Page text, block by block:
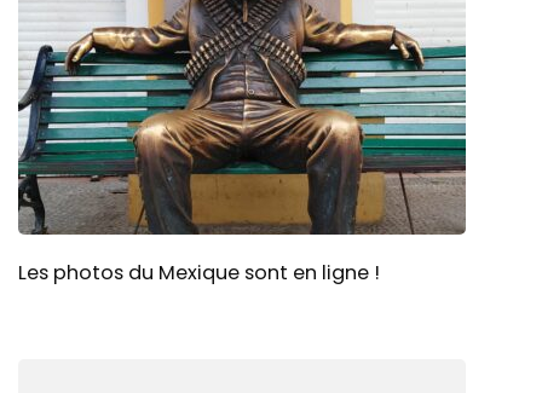
Les photos du Mexique sont en ligne !